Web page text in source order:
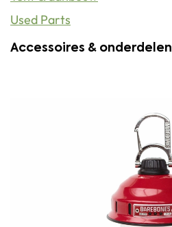
Used Parts
Accessoires & onderdelen